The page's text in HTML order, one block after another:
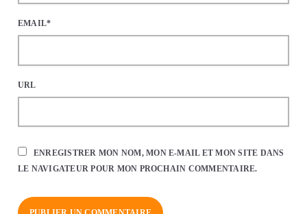
EMAIL*
URL
ENREGISTRER MON NOM, MON E-MAIL ET MON SITE DANS
LE NAVIGATEUR POUR MON PROCHAIN COMMENTAIRE.